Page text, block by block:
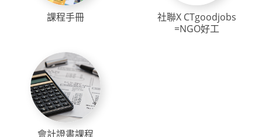
課程手冊
社聯X CTgoodjobs
=NGO好工
會計證書課程